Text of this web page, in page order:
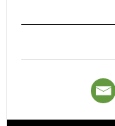
Sidebar